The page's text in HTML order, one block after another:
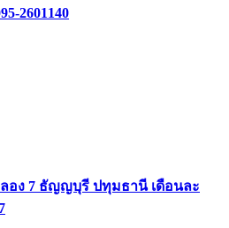
2601140
ลอง 7 ธัญญบุรี ปทุมธานี เดือนละ